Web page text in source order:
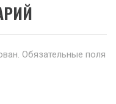
Обязательные поля